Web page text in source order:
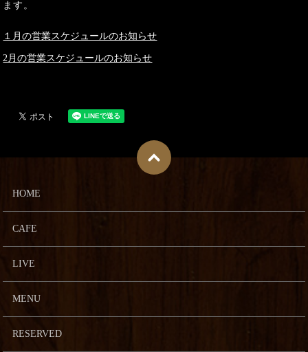
ます。
１月の営業スケジュールのお知らせ
2月の営業スケジュールのお知らせ
HOME
CAFE
LIVE
MENU
RESERVED